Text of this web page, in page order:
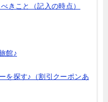
きこと（記入の時点）
館♪
を探す♪（割引クーポンあ